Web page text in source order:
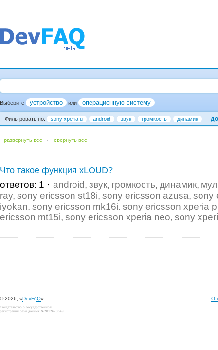
Выберите устройство или операционную систему
Фильтровать по: sony xperia u android звук громкость динамик
развернуть все · cвернуть все
Что такое функция xLOUD?
ответов: 1 android звук громкость динамик
ray sony ericsson st18i sony ericsson azusa sony
iyokan sony ericsson mk16i sony ericsson xperia
ericsson mt15i sony ericsson xperia neo sony
© 2026, «DevFAQ». О
Свидетельство о государственной
регистрации базы данных №2012620649.